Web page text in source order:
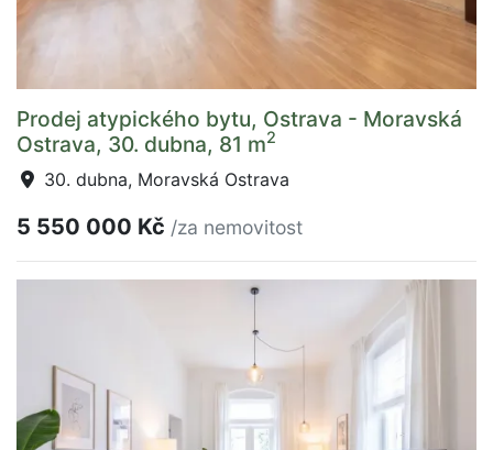
Prodej atypického bytu, Ostrava - Moravská
Ostrava, 30. dubna, 81 m2
30. dubna, Moravská Ostrava
5 550 000 Kč /za nemovitost